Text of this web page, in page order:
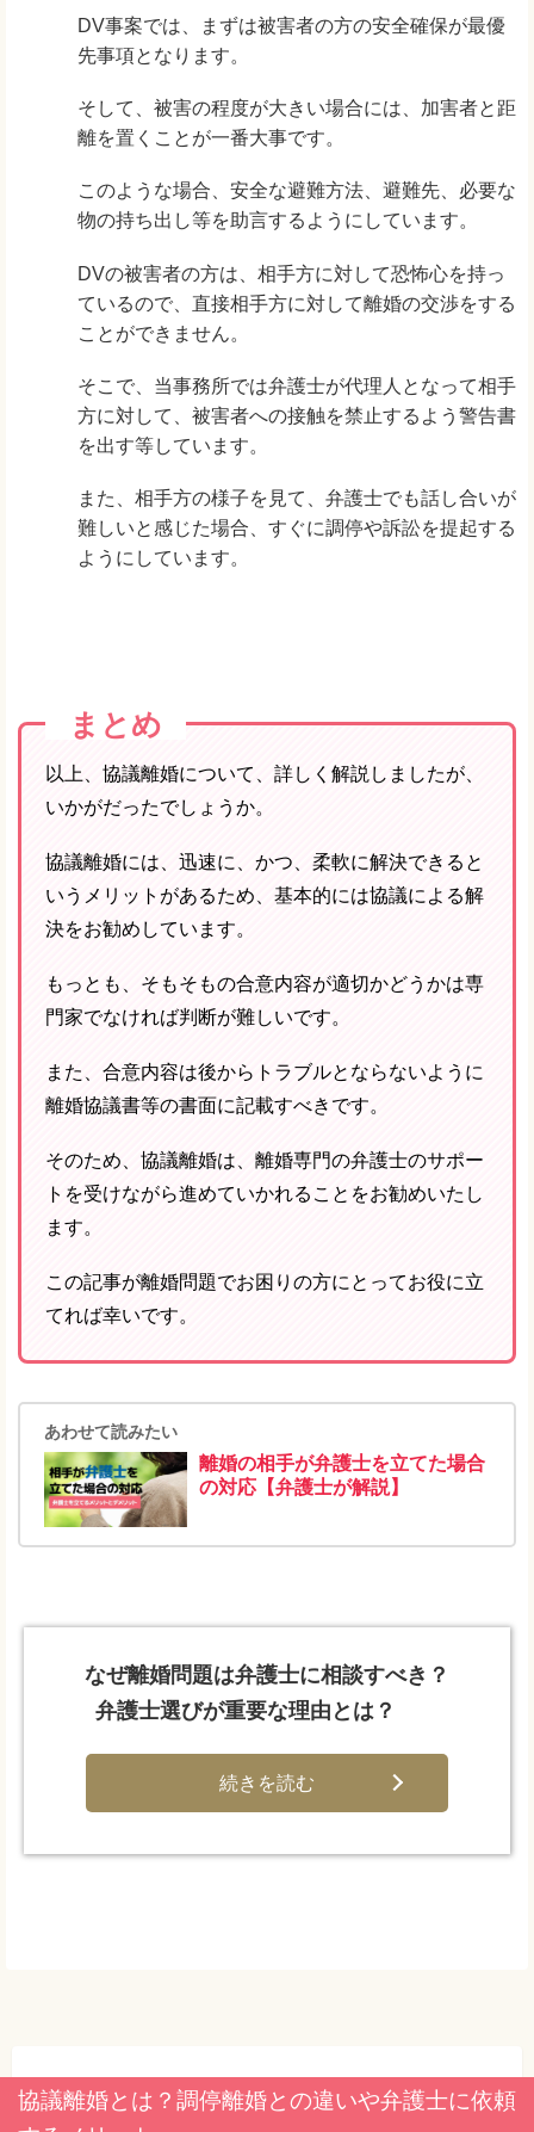
DV事案では、まずは被害者の方の安全確保が最優
先事項となります。
そして、被害の程度が大きい場合には、加害者と距
離を置くことが一番大事です。
このような場合、安全な避難方法、避難先、必要な
物の持ち出し等を助言するようにしています。
DVの被害者の方は、相手方に対して恐怖心を持っ
ているので、直接相手方に対して離婚の交渉をする
ことができません。
そこで、当事務所では弁護士が代理人となって相手
方に対して、被害者への接触を禁止するよう警告書
を出す等しています。
また、相手方の様子を見て、弁護士でも話し合いが
難しいと感じた場合、すぐに調停や訴訟を提起する
ようにしています。
まとめ
以上、協議離婚について、詳しく解説しましたが、
いかがだったでしょうか。
協議離婚には、迅速に、かつ、柔軟に解決できると
いうメリットがあるため、基本的には協議による解
決をお勧めしています。
もっとも、そもそもの合意内容が適切かどうかは専
門家でなければ判断が難しいです。
また、合意内容は後からトラブルとならないように
離婚協議書等の書面に記載すべきです。
そのため、協議離婚は、離婚専門の弁護士のサポー
トを受けながら進めていかれることをお勧めいたし
ます。
この記事が離婚問題でお困りの方にとってお役に立
てれば幸いです。
あわせて読みたい
離婚の相手が弁護士を立てた場合
の対応【弁護士が解説】
なぜ離婚問題は弁護士に相談すべき？
弁護士選びが重要な理由とは？
続きを読む
協議離婚とは？調停離婚との違いや弁護士に依頼